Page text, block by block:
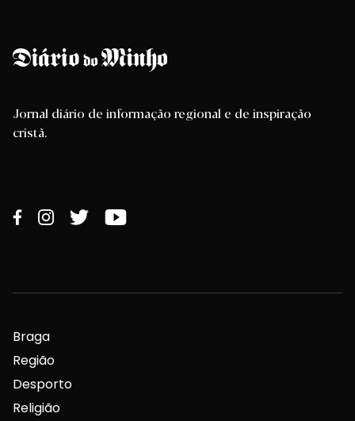
Jornal diário de informação regional e de inspiração
cristã.
Braga
Região
Desporto
Religião